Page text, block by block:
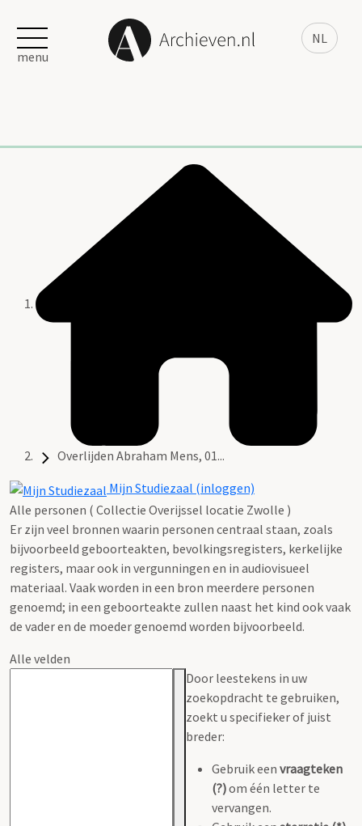
NL
menu
Overlijden Abraham Mens, 01...
Mijn Studiezaal (inloggen)
Alle personen ( Collectie Overijssel locatie Zwolle )
Er zijn veel bronnen waarin personen centraal staan, zoals
bijvoorbeeld geboorteakten, bevolkingsregisters, kerkelijke
registers, maar ook in vergunningen en in audiovisueel
materiaal. Vaak worden in een bron meerdere personen
genoemd; in een geboorteakte zullen naast het kind ook vaak
de vader en de moeder genoemd worden bijvoorbeeld.
Alle velden
Door leestekens in uw
zoekopdracht te gebruiken,
zoekt u specifieker of juist
breder:
Gebruik een vraagteken
(?)om één letter te
vervangen.